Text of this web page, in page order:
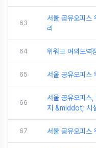
63
서울 공유오피스
리
64 위워크 여의도역
65 서울 공유오피스
66
서울 공유오피스
지 &middot; 시
67 서울 공유오피스